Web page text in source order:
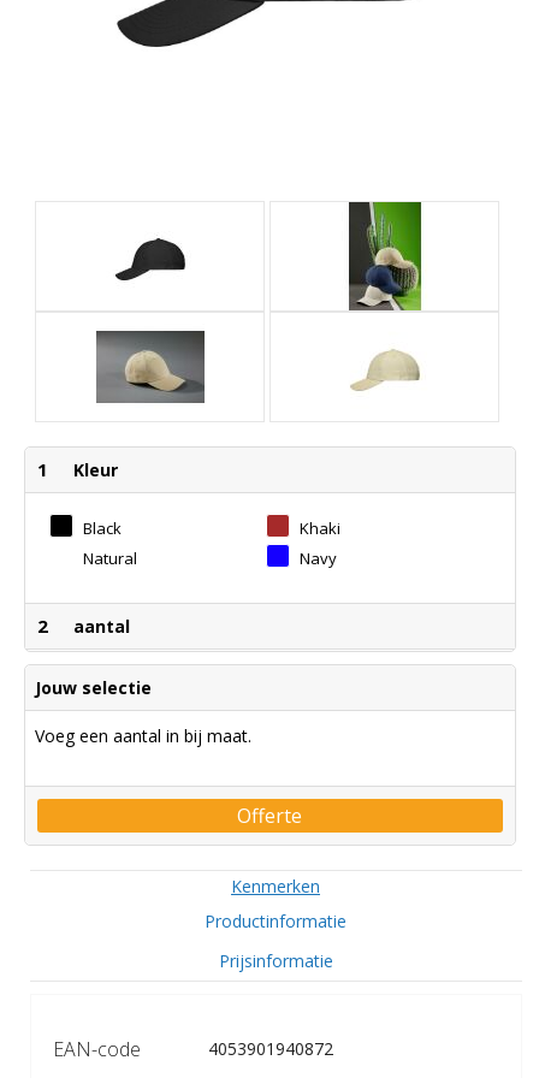
1 Kleur
Black
Khaki
Natural
Navy
2 aantal
Jouw selectie
Voeg een aantal in bij maat.
Offerte
Kenmerken
Productinformatie
Prijsinformatie
EAN-code 4053901940872